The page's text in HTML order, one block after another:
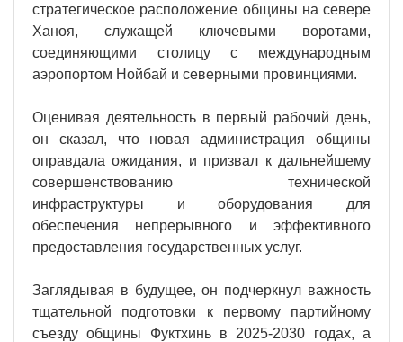
стратегическое расположение общины на севере
Ханоя, служащей ключевыми воротами,
соединяющими столицу с международным
аэропортом Нойбай и северными провинциями.
Оценивая деятельность в первый рабочий день,
он сказал, что новая администрация общины
оправдала ожидания, и призвал к дальнейшему
совершенствованию технической
инфраструктуры и оборудования для
обеспечения непрерывного и эффективного
предоставления государственных услуг.
Заглядывая в будущее, он подчеркнул важность
тщательной подготовки к первому партийному
съезду общины Фуктхинь в 2025-2030 годах, а